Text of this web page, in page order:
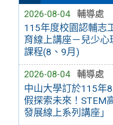
2026-08-04 輔導處
115年度校園認輔志
育線上講座－兒少心
課程(8、9月)
2026-08-04 輔導處
中山大學訂於115年
假探索未來！STEM
發展線上系列講座」